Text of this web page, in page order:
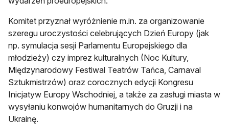
Komitet przyznał wyróżnienie m.in. za organizowanie
szeregu uroczystości celebrujących Dzień Europy (jak
np. symulacja sesji Parlamentu Europejskiego dla
młodzieży) czy imprez kulturalnych (Noc Kultury,
Międzynarodowy Festiwal Teatrów Tańca, Carnaval
Sztukmistrzów) oraz corocznych edycji Kongresu
Inicjatyw Europy Wschodniej, a także za zasługi miasta w
wysyłaniu konwojów humanitarnych do Gruzji i na
Ukrainę.